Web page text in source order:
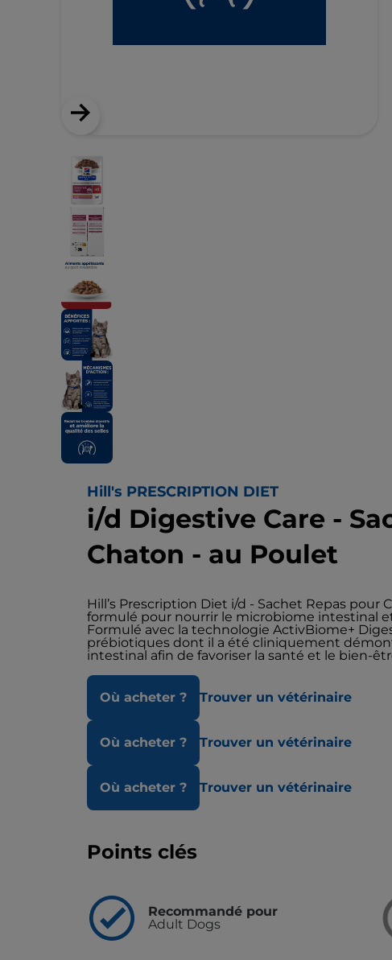
Hill's PRESCRIPTION DIET
i/d Digestive Care -
Chaton - au Poulet
Hill’s Prescription Diet i/d - Sachet Repas
formulé pour nourrir le microbiome intestinal
Formulé avec la technologie ActivBiome+
prébiotiques dont il a été cliniquement
intestinal afin de favoriser la santé et le bien-
Où acheter ? Trouver un vétérinaire
Où acheter ? Trouver un vétérinaire
Où acheter ? Trouver un vétérinaire
Points clés
Recommandé pour
Adult Dogs